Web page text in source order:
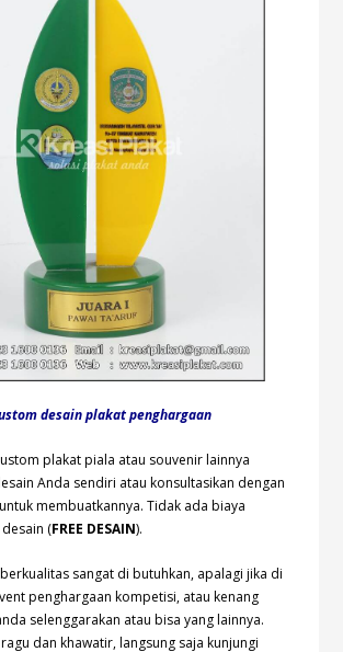
desain plakat penghargaan
plakat piala atau souvenir lainnya
Anda sendiri atau konsultasikan dengan
membuatkannya. Tidak ada biaya
(FREE DESAIN).
sangat di butuhkan, apalagi jika di
penghargaan kompetisi, atau kenang
selenggarakan atau bisa yang lainnya.
dan khawatir, langsung saja kunjungi